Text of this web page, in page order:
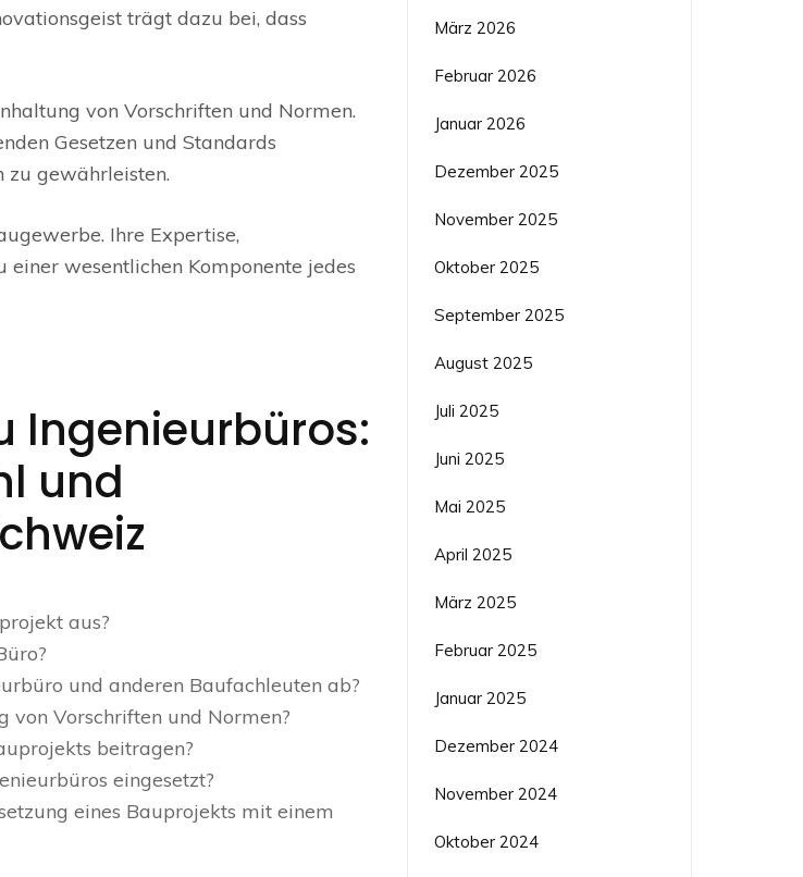
trägt dazu bei, dass
von Vorschriften und Normen.
Gesetzen und Standards
zu gewährleisten.
Ihre Expertise,
wesentlichen Komponente jedes
Ingenieurbüros:
und
aus?
und anderen Baufachleuten ab?
von Vorschriften und Normen?
beitragen?
eingesetzt?
eines Bauprojekts mit einem
März 2026
Februar 2026
Januar 2026
Dezember 2025
November 2025
Oktober 2025
September 2025
August 2025
Juli 2025
Juni 2025
Mai 2025
April 2025
März 2025
Februar 2025
Januar 2025
Dezember 2024
November 2024
Oktober 2024